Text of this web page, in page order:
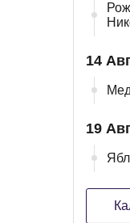
14 Авг
19 Авг